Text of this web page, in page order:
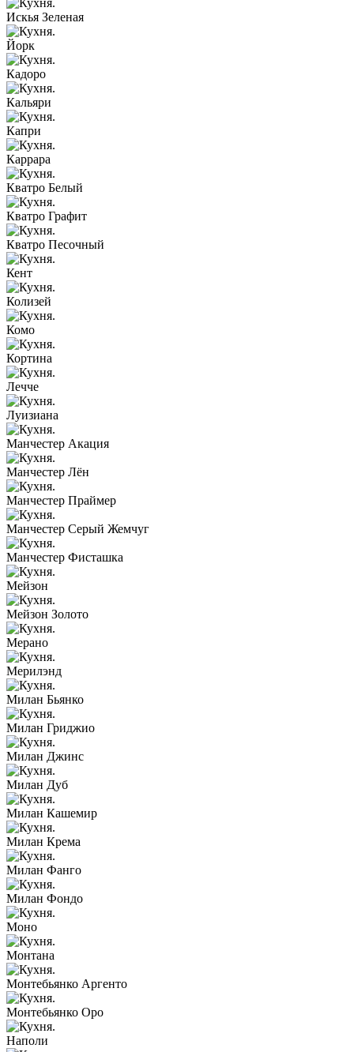
Искья Зеленая
Йорк
Кадоро
Кальяри
Капри
Каррара
Кватро Белый
Кватро Графит
Кватро Песочный
Кент
Колизей
Комо
Кортина
Лечче
Луизиана
Манчестер Акация
Манчестер Лён
Манчестер Праймер
Манчестер Серый Жемчуг
Манчестер Фисташка
Мейзон
Мейзон Золото
Мерано
Мерилэнд
Милан Бьянко
Милан Гриджио
Милан Джинс
Милан Дуб
Милан Кашемир
Милан Крема
Милан Фанго
Милан Фондо
Моно
Монтана
Монтебьянко Аргенто
Монтебьянко Оро
Наполи